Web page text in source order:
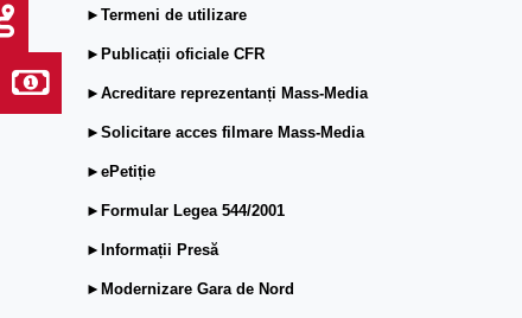
►Termeni de utilizare
►Publicații oficiale CFR
►Acreditare reprezentanți Mass-Media
►Solicitare acces filmare Mass-Media
►ePetiție
►Formular Legea 544/2001
►Informații Presă
►Modernizare Gara de Nord